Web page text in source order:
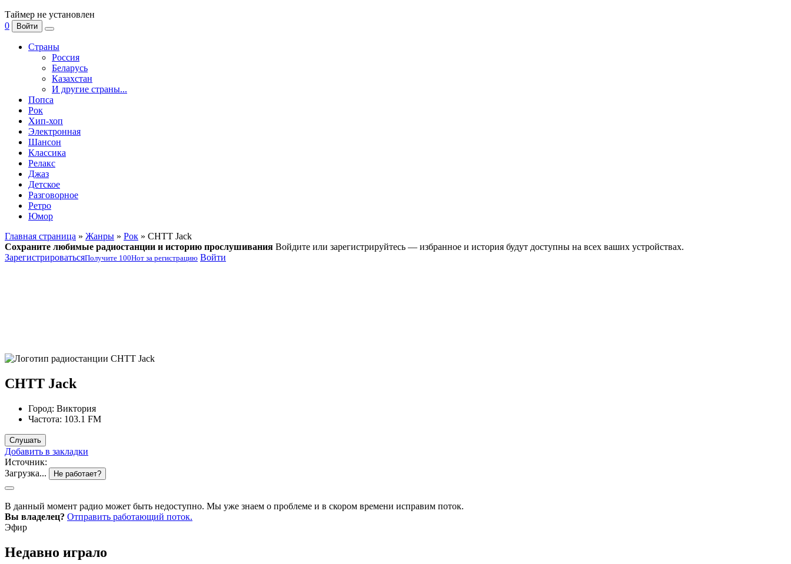
Таймер не установлен
0
Войти
Страны
Россия
Беларусь
Казахстан
И другие страны...
Попса
Рок
Хип-хоп
Электронная
Шансон
Классика
Релакс
Джаз
Детское
Разговорное
Ретро
Юмор
Главная страница » Жанры » Рок » CHTT Jack
Сохраните любимые радиостанции и историю прослушивания Войдите или зарегистрируйтесь — избранное и история будут доступны на всех ваших устройствах.
ЗарегистрироватьсяПолучите 100Нот за регистрацию Войти
CHTT Jack
Город: Виктория
Частота: 103.1 FM
Слушать
Добавить в закладки
Источник:
Загрузка...
Не работает?
В данный момент радио может быть недоступно. Мы уже знаем о проблеме и в скором времени исправим поток.
Вы владелец? Отправить работающий поток.
Эфир
Недавно играло